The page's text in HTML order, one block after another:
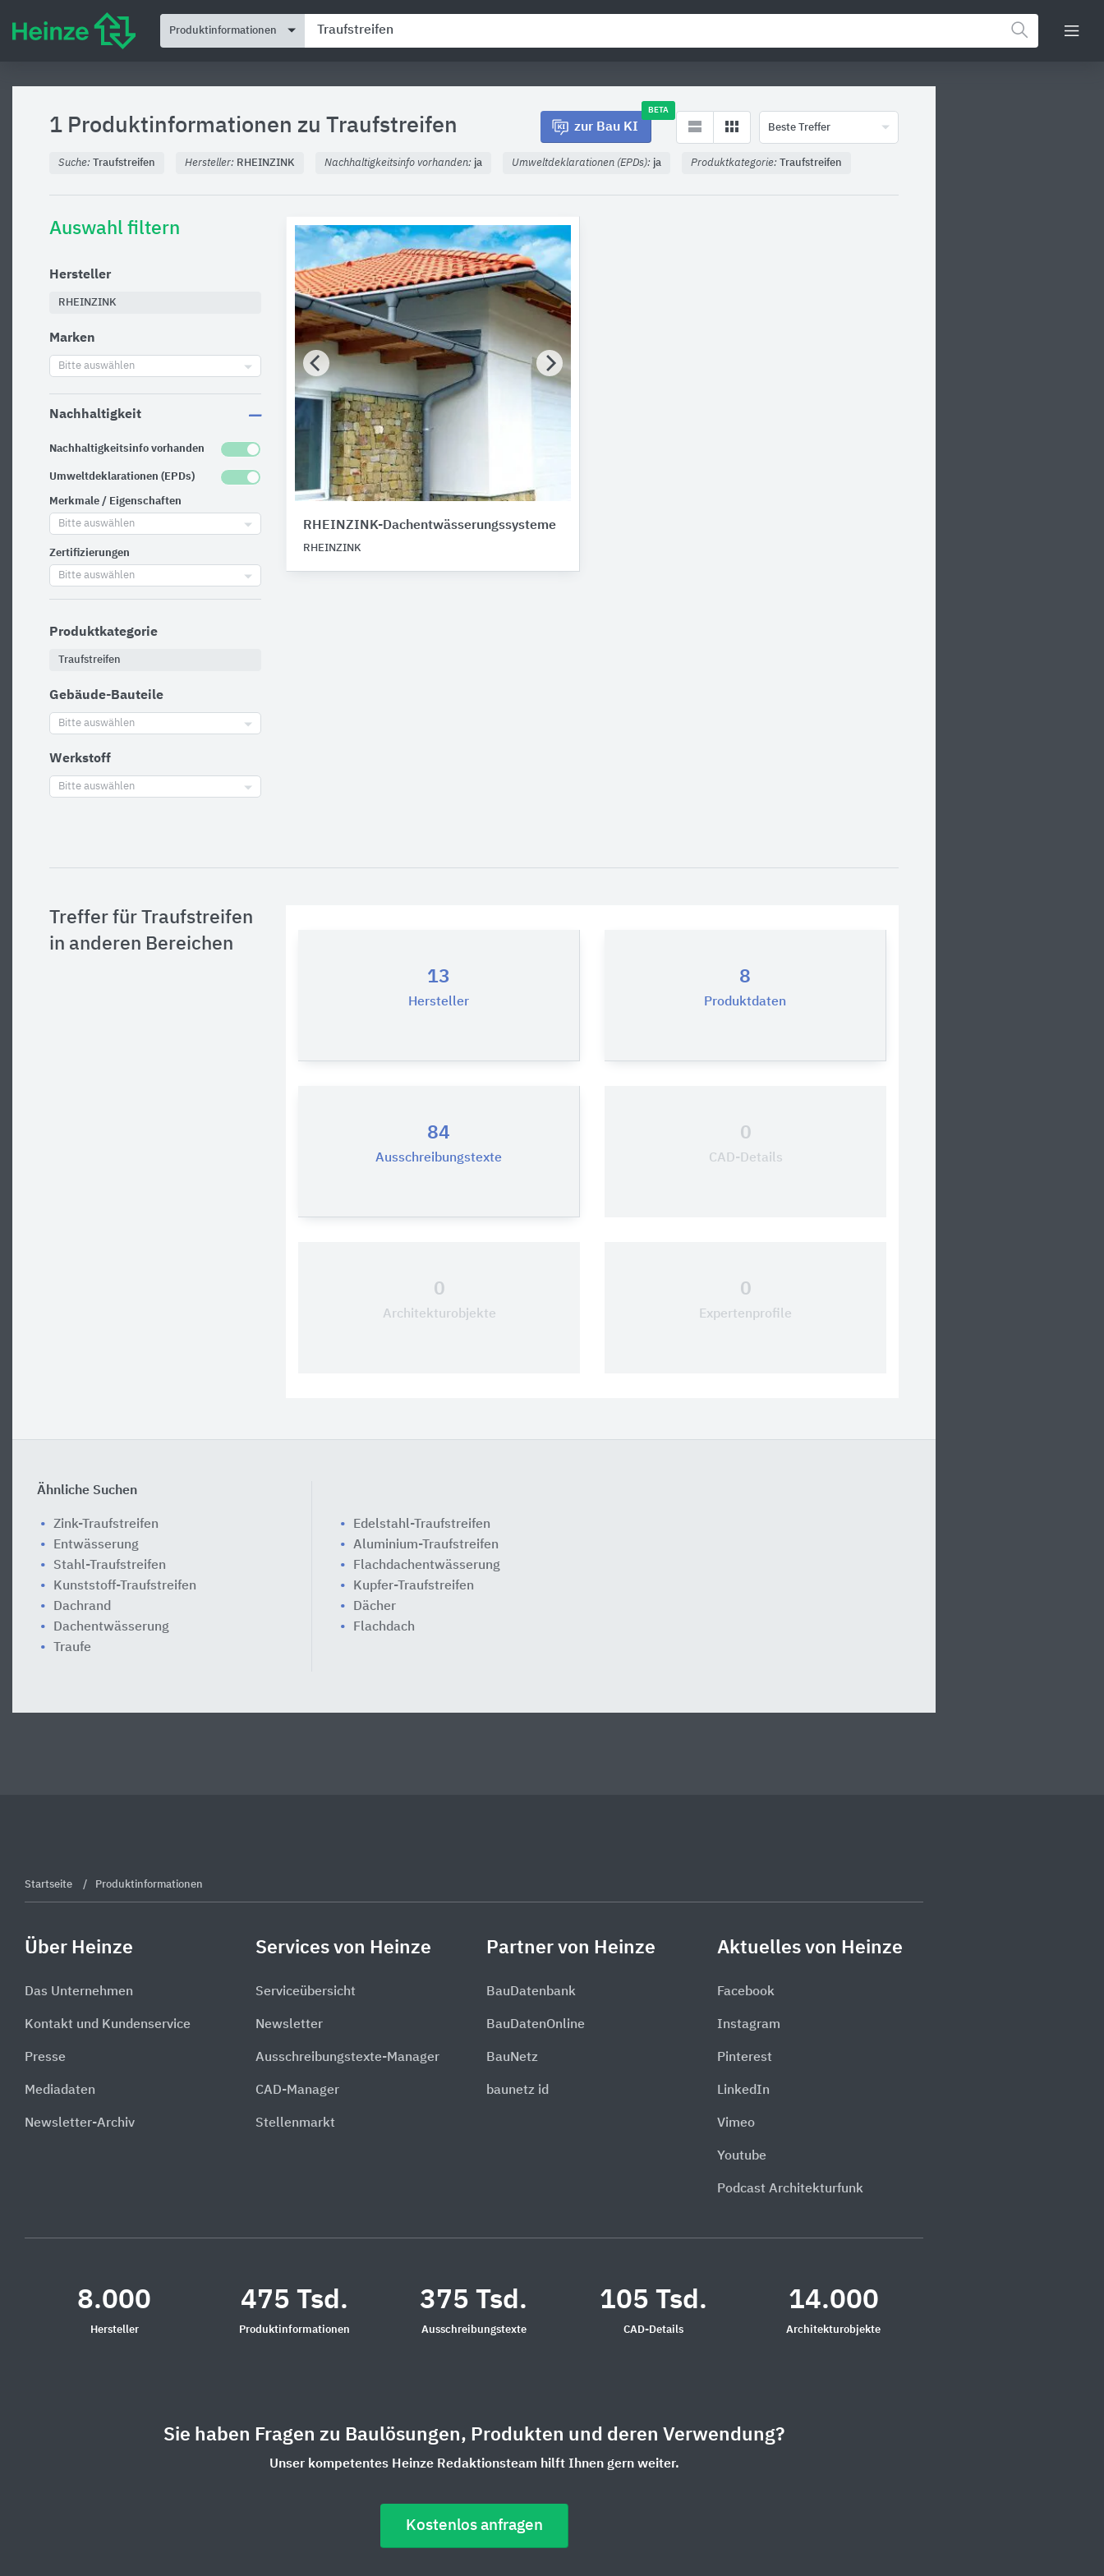
Produktinformationen
1 Produktinformationen zu Traufstreifen zur Bau KI
BETA
Beste Treffer
Suche: Traufstreifen Hersteller: RHEINZINK Nachhaltigkeitsinfo vorhanden: ja Umweltdeklarationen (EPDs): ja Produktkategorie: Traufstreifen
Auswahl filtern
Hersteller
RHEINZINK
Marken
Bitte auswählen
Nachhaltigkeit
Nachhaltigkeitsinfo vorhanden
Umweltdeklarationen (EPDs)
Merkmale / Eigenschaften
Bitte auswählen
Zertifizierungen
Bitte auswählen
Produktkategorie
Traufstreifen
Gebäude-Bauteile
Bitte auswählen
Werkstoff
Bitte auswählen
RHEINZINK-Dachentwässerungssysteme
RHEINZINK
Treffer für Traufstreifen
in anderen Bereichen
13
Hersteller
8
Produktdaten
84
Ausschreibungstexte
0
CAD-Details
0
Architekturobjekte
0
Expertenprofile
Ähnliche Suchen
Zink-Traufstreifen
Entwässerung
Stahl-Traufstreifen
Kunststoff-Traufstreifen
Dachrand
Dachentwässerung
Traufe
Edelstahl-Traufstreifen
Aluminium-Traufstreifen
Flachdachentwässerung
Kupfer-Traufstreifen
Dächer
Flachdach
Startseite Produktinformationen
Über Heinze
Das Unternehmen
Kontakt und Kundenservice
Presse
Mediadaten
Newsletter-Archiv
Services von Heinze
Serviceübersicht
Newsletter
Ausschreibungstexte-Manager
CAD-Manager
Stellenmarkt
Partner von Heinze
BauDatenbank
BauDatenOnline
BauNetz
baunetz id
Aktuelles von Heinze
Facebook
Instagram
Pinterest
LinkedIn
Vimeo
Youtube
Podcast Architekturfunk
8.000
Hersteller
475 Tsd.
Produktinformationen
375 Tsd.
Ausschreibungstexte
105 Tsd.
CAD-Details
14.000
Architekturobjekte
Sie haben Fragen zu Baulösungen, Produkten und deren Verwendung?
Unser kompetentes Heinze Redaktionsteam hilft Ihnen gern weiter.
Kostenlos anfragen